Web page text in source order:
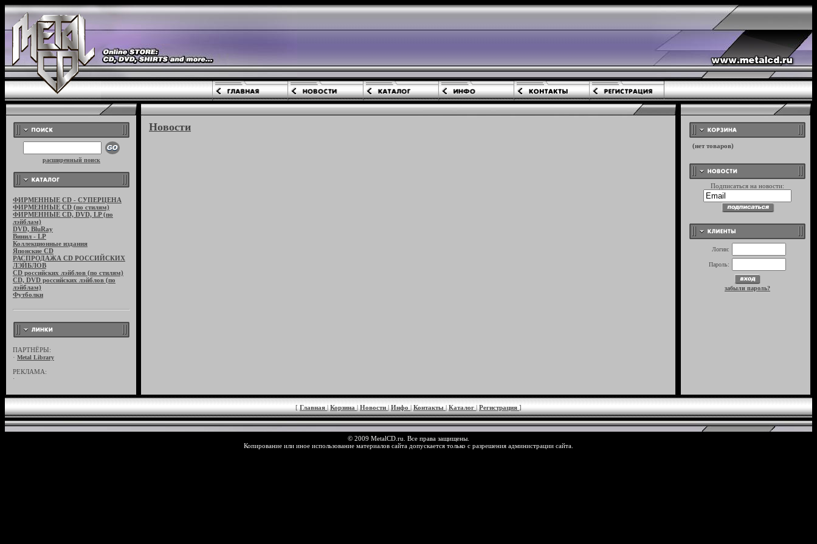
расширенный поиск
ФИРМЕННЫЕ CD - СУПЕРЦЕНА
ФИРМЕННЫЕ CD (по стилям)
ФИРМЕННЫЕ CD, DVD, LP (по
лэйблам)
DVD, BluRay
Винил - LP
Коллекционные издания
Японские CD
РАСПРОДАЖА CD РОССИЙСКИХ
ЛЭЙБЛОВ
CD российских лэйблов (по стилям)
CD, DVD российских лэйблов (по
лэйблам)
Футболки
ПАРТНЁРЫ:
· Metal Library
РЕКЛАМА:
·
Новости
Подписаться на новости:
Логин:
Пароль:
забыли пароль?
[ Главная | Корзина | Новости | Инфо | Контакты | Каталог | Регистрация ]
© 2009 MetalCD.ru. Все права защищены.
Копирование или иное использование материалов сайта допускается только с разрешения администрации сайта.